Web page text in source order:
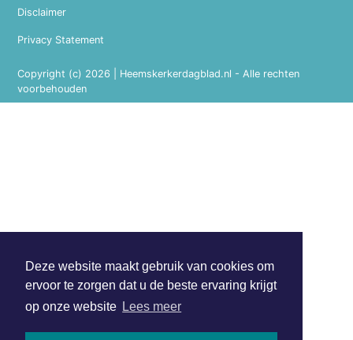
Deze website maakt gebruik van cookies om
ervoor te zorgen dat u de beste ervaring krijgt
op onze website Lees meer
Copyright (c) 2026 | Heemskerkerdagblad.nl - Alle rechten
voorbehouden
Disclaimer
Privacy Statement